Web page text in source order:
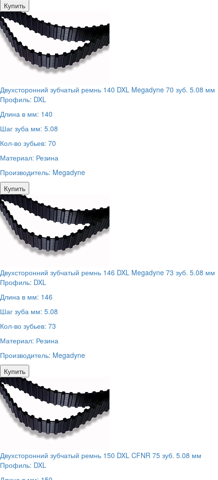
Купить
Двухсторонний зубчатый ремнь 140 DXL Megadyne 70 зуб. 5.08 мм
Профиль: DXL
Длина в мм: 140
Шаг зуба мм: 5.08
Кол-во зубьев: 70
Материал: Резина
Производитель: Megadyne
Купить
Двухсторонний зубчатый ремнь 146 DXL Megadyne 73 зуб. 5.08 мм
Профиль: DXL
Длина в мм: 146
Шаг зуба мм: 5.08
Кол-во зубьев: 73
Материал: Резина
Производитель: Megadyne
Купить
Двухсторонний зубчатый ремнь 150 DXL CFNR 75 зуб. 5.08 мм
Профиль: DXL